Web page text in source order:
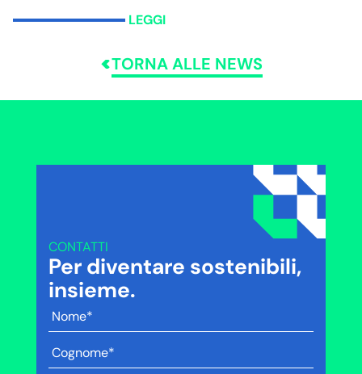
LEGGI
TORNA ALLE NEWS
CONTATTI
Per diventare sostenibili,
insieme.